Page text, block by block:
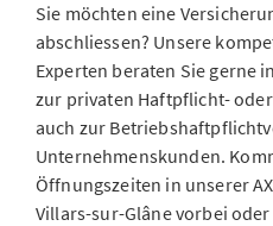
Sie möchten eine
abschliessen? Unsere
Experten beraten Sie gerne
zur privaten Haftpflicht-
auch zur
Unternehmenskunden.
Öffnungszeiten in unserer
Villars-sur-Glâne vorbei